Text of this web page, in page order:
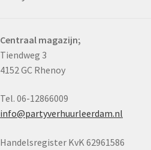
Centraal magazijn;
Tiendweg 3
4152 GC Rhenoy
Tel. 06-12866009
info@partyverhuurleerdam.nl
Handelsregister KvK 62961586